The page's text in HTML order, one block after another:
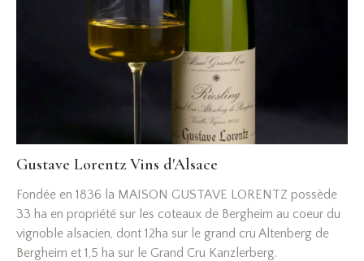
Gustave Lorentz Vins d'Alsace
Fondée en 1836 la MAISON GUSTAVE LORENTZ possède
33 ha en propriété sur les coteaux de Bergheim au coeur du
vignoble alsacien, dont 12ha sur le grand cru Altenberg de
Bergheim et 1,5 ha sur le Grand Cru Kanzlerberg.